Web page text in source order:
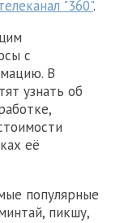
"360".
c
В
узнать об
её
популярные
пикшу,